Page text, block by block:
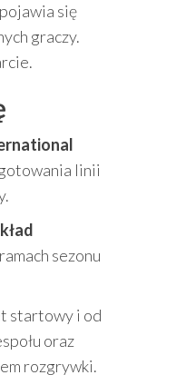
się
graczy.
linii
sezonu
startowy i od
oraz
rozgrywki.